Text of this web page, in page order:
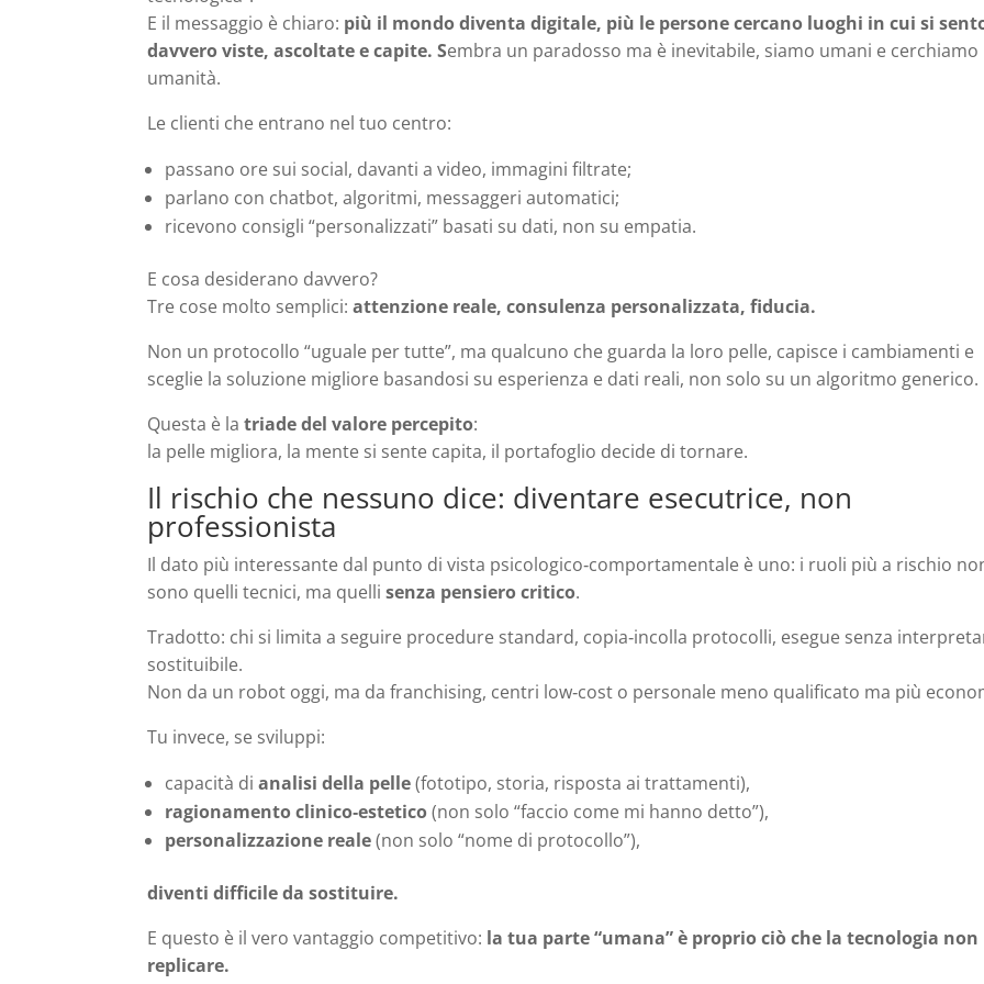
E il messaggio è chiaro: più il mondo diventa digitale, più le persone cercano luoghi in cui si
davvero viste, ascoltate e capite. Sembra un paradosso ma è inevitabile, siamo umani e cerchiamo
umanità.
Le clienti che entrano nel tuo centro:
passano ore sui social, davanti a video, immagini filtrate;
parlano con chatbot, algoritmi, messaggeri automatici;
ricevono consigli “personalizzati” basati su dati, non su empatia.
E cosa desiderano davvero?
Tre cose molto semplici: attenzione reale, consulenza personalizzata, fiducia.
Non un protocollo “uguale per tutte”, ma qualcuno che guarda la loro pelle, capisce i cambiamenti e
sceglie la soluzione migliore basandosi su esperienza e dati reali, non solo su un algoritmo generico.
Questa è latriade del valore percepito:
la pelle migliora, la mente si sente capita, il portafoglio decide di tornare.
Il rischio che nessuno dice: diventare esecutrice, non
professionista
Il dato più interessante dal punto di vista psicologico‑comportamentale è uno: i ruoli più a rischio
sono quelli tecnici, ma quellisenza pensiero critico.
Tradotto: chi si limita a seguire procedure standard, copia‑incolla protocolli, esegue senza
sostituibile.
Non da un robot oggi, ma da franchising, centri low‑cost o personale meno qualificato ma più
Tu invece, se sviluppi:
capacità dianalisi della pelle(fototipo, storia, risposta ai trattamenti),
ragionamento clinico‑estetico(non solo “faccio come mi hanno detto”),
personalizzazione reale(non solo “nome di protocollo”),
diventi difficile da sostituire.
E questo è il vero vantaggio competitivo: la tua parte “umana” è proprio ciò che la tecnologia non
replicare.